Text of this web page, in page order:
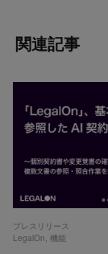
関連記事
プレスリリース
LegalOn ,機能